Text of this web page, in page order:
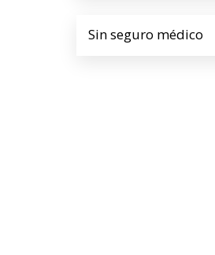
Sin seguro médico